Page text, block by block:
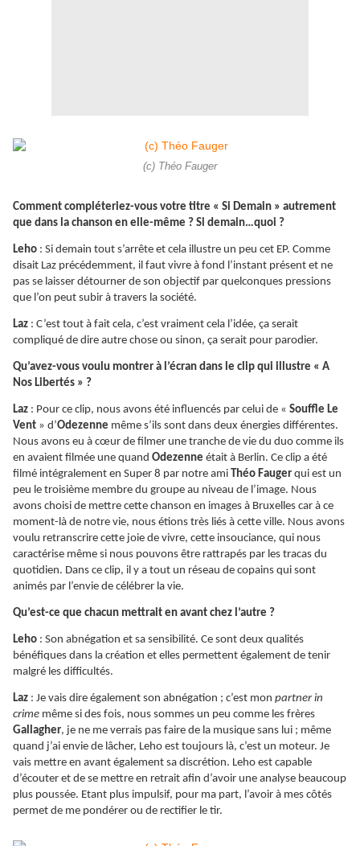
(c) Théo Fauger
Comment compléteriez-vous votre titre « Si Demain » autrement
que dans la chanson en elle-même ? Si demain…quoi ?
Leho : Si demain tout s’arrête et cela illustre un peu cet EP. Comme
disait Laz précédemment, il faut vivre à fond l’instant présent et ne
pas se laisser détourner de son objectif par quelconques pressions
que l’on peut subir à travers la société.
Laz : C’est tout à fait cela, c’est vraiment cela l’idée, ça serait
compliqué de dire autre chose ou sinon, ça serait pour parodier.
Qu’avez-vous voulu montrer à l’écran dans le clip qui illustre « A
Nos Libertés » ?
Laz : Pour ce clip, nous avons été influencés par celui de « Souffle Le
Vent » d’Odezenne même s’ils sont dans deux énergies différentes.
Nous avons eu à cœur de filmer une tranche de vie du duo comme ils
en avaient filmée une quand Odezenne était à Berlin. Ce clip a été
filmé intégralement en Super 8 par notre ami Théo Fauger qui est un
peu le troisième membre du groupe au niveau de l’image. Nous
avons choisi de mettre cette chanson en images à Bruxelles car à ce
moment-là de notre vie, nous étions très liés à cette ville. Nous avons
voulu retranscrire cette joie de vivre, cette insouciance, qui nous
caractérise même si nous pouvons être rattrapés par les tracas du
quotidien. Dans ce clip, il y a tout un réseau de copains qui sont
animés par l’envie de célébrer la vie.
Qu’est-ce que chacun mettrait en avant chez l’autre ?
Leho : Son abnégation et sa sensibilité. Ce sont deux qualités
bénéfiques dans la création et elles permettent également de tenir
malgré les difficultés.
Laz : Je vais dire également son abnégation ; c’est mon partner in
crime même si des fois, nous sommes un peu comme les frères
Gallagher, je ne me verrais pas faire de la musique sans lui ; même
quand j’ai envie de lâcher, Leho est toujours là, c’est un moteur. Je
vais mettre en avant également sa discrétion. Leho est capable
d’écouter et de se mettre en retrait afin d’avoir une analyse beaucoup
plus poussée. Etant plus impulsif, pour ma part, l’avoir à mes côtés
permet de me pondérer ou de rectifier le tir.